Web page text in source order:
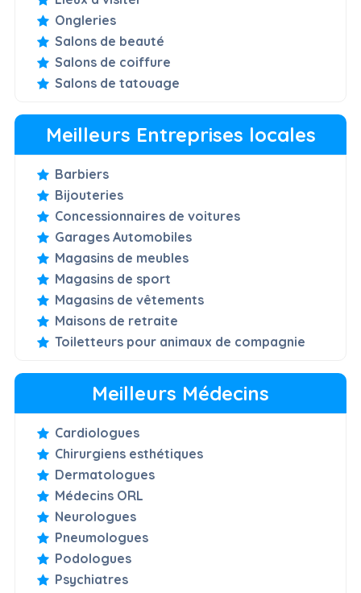
Ongleries
Salons de beauté
Salons de coiffure
Salons de tatouage
Meilleurs Entreprises locales
Barbiers
Bijouteries
Concessionnaires de voitures
Garages Automobiles
Magasins de meubles
Magasins de sport
Magasins de vêtements
Maisons de retraite
Toiletteurs pour animaux de compagnie
Meilleurs Médecins
Cardiologues
Chirurgiens esthétiques
Dermatologues
Médecins ORL
Neurologues
Pneumologues
Podologues
Psychiatres